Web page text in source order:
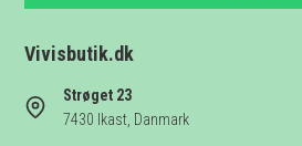
Vivisbutik.dk
Strøget 23
7430 Ikast, Danmark